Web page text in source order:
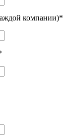
компании)*